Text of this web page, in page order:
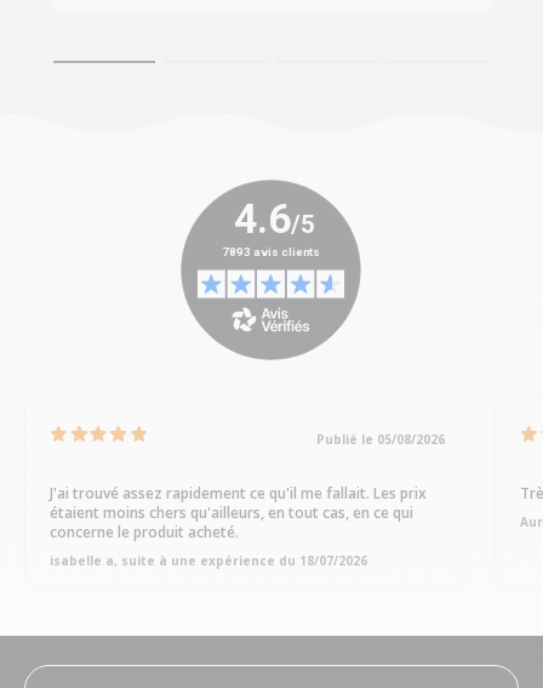
Publié le 05/08/2026
J'ai trouvé assez rapidement ce qu'il me fallait. Les prix
étaient moins chers qu'ailleurs, en tout cas, en ce qui
concerne le produit acheté.
isabelle a, suite à une expérience du 18/07/2026